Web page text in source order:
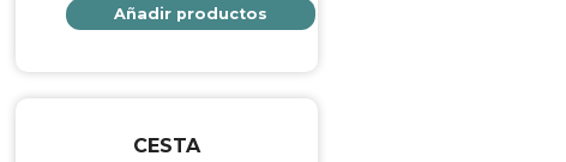
Añadir productos
CESTA